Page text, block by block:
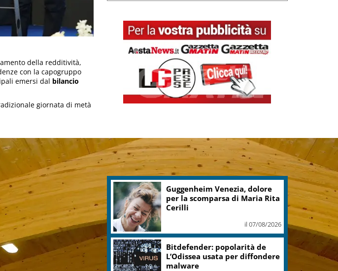
della redditività,
con la capogruppo
emersi dal bilancio
giornata di metà
NEWS DALL'ITALIA E DAL MONDO
In collaborazione con Askanews
Guggenheim Venezia, dolore
per la scomparsa di Maria Rita
Cerilli
il 07/08/2026
Bitdefender: popolarità de
L’Odissea usata per diffondere
malware